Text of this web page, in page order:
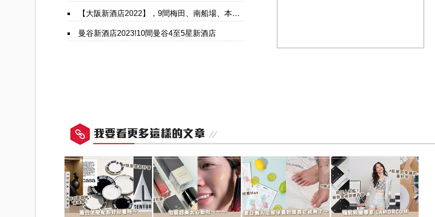
伴侶和妳一起預防HPV，才
有資格說愛妳！
PR（台灣癌症基金會）
出遊只要帶這瓶，氣色好明
亮
PR（三得利健康網路商店）
下個月房租差一點？快上
【易借網】三分鐘解決燃眉
之急
PR（易借網）
立即諮詢HPV！是對自己
康最好的投資，把握現在
嫌晚！
PR（台灣癌症基金會）